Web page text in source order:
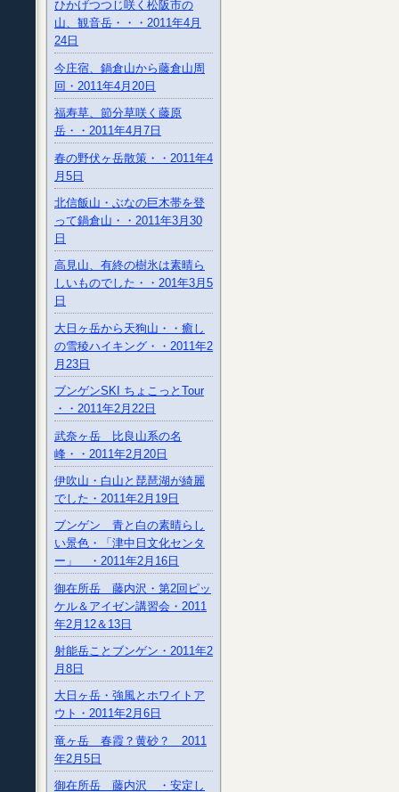
ひかげつつじ咲く松阪市の
山、観音岳・・・2011年4月
24日
今庄宿、鍋倉山から藤倉山周
回・2011年4月20日
福寿草、節分草咲く藤原
岳・・2011年4月7日
春の野伏ヶ岳散策・・2011年4
月5日
北信飯山・ぶなの巨木帯を登
って鍋倉山・・2011年3月30
日
高見山、有終の樹氷は素晴ら
しいものでした・・201年3月5
日
大日ヶ岳から天狗山・・癒し
の雪稜ハイキング・・2011年2
月23日
ブンゲンSKI ちょこっとTour
・・2011年2月22日
武奈ヶ岳 比良山系の名
峰・・2011年2月20日
伊吹山・白山と琵琶湖が綺麗
でした・2011年2月19日
ブンゲン 青と白の素晴らし
い景色・「津中日文化センタ
ー」 ・2011年2月16日
御在所岳 藤内沢・第2回ピッ
ケル＆アイゼン講習会・2011
年2月12＆13日
射能岳ことブンゲン・2011年2
月8日
大日ヶ岳・強風とホワイトア
ウト・2011年2月6日
竜ヶ岳 春霞？黄砂？ 2011
年2月5日
御在所岳 藤内沢 ・安定し